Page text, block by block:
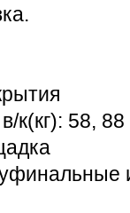
к(кг): 58,